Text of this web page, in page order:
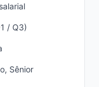
/ Q3)
Sênior